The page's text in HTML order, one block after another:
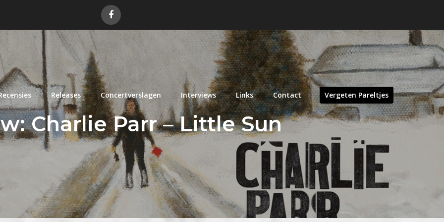
Releases Concertverslagen Interviews Links Contact Vergeten Pareltjes
Charlie Parr – Little Sun